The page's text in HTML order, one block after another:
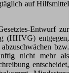
auf Hilfsmittel
Entwurf zur
(HHVG) entgegen,
bzw.
nicht mehr als
entscheidet,